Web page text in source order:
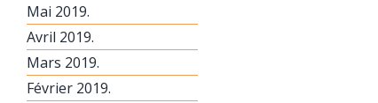
Mai 2019.
Avril 2019.
Mars 2019.
Février 2019.